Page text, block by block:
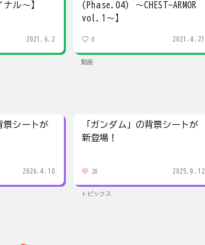
ル～】
2021.6.2
(Phase.04) ～CHEST-ARMOR
vol.1～】
0 2021.4.21
動画
景シートが
2026.4.10
「ガンダム」の背景シートが
新登場！
20 2025.9.12
トピックス